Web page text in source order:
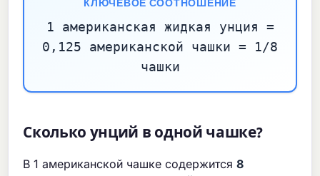
КЛЮЧЕВОЕ СООТНОШЕНИЕ
1 американская жидкая унция =
0,125 американской чашки = 1/8
чашки
Сколько унций в одной чашке?
В 1 американской чашке содержится8